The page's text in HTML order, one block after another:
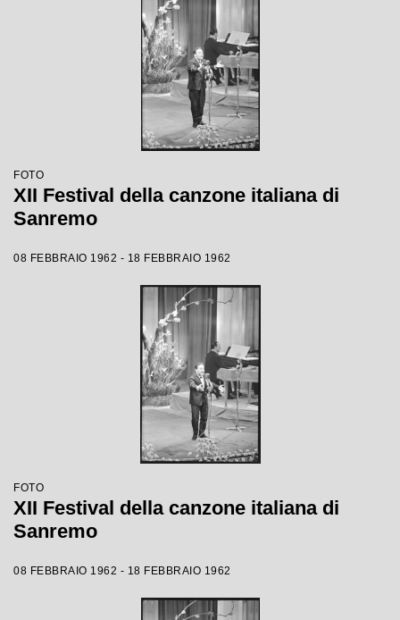
FOTO
XII Festival della canzone italiana di
Sanremo
08 FEBBRAIO 1962 - 18 FEBBRAIO 1962
FOTO
XII Festival della canzone italiana di
Sanremo
08 FEBBRAIO 1962 - 18 FEBBRAIO 1962